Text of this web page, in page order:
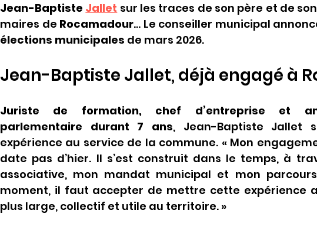
Jean-Baptiste Jallet sur les traces de son père et de
maires de Rocamadour
élections municipales de mars 2026.
Jean-Baptiste Jallet, déjà engagé à
Juriste de formation, chef d’entreprise et
parlementaire durant 7 ans, Jean-Baptiste Jallet
expérience au service de la commune. « Mon
date pas d’hier. Il s’est construit dans le temps, à
associative, mon mandat municipal et mon
moment, il faut accepter de mettre cette expérience
plus large, collectif et utile au territoire. »